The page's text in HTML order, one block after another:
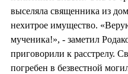
выселяла священника из
нехитрое имущество.
мученика!», - заметил
приговорили к расстрелу.
погребен в безвестной